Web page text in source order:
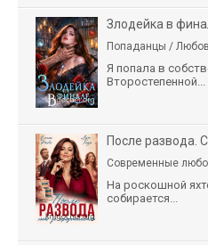
Злодейка в
Попаданцы /
Я попала в
Второстепенной...
После развода.
Современные
На роскошной
собирается...